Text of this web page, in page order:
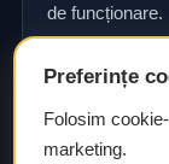
de funcționare.
Consultanță și
Preferințe
Folosim
marketing.